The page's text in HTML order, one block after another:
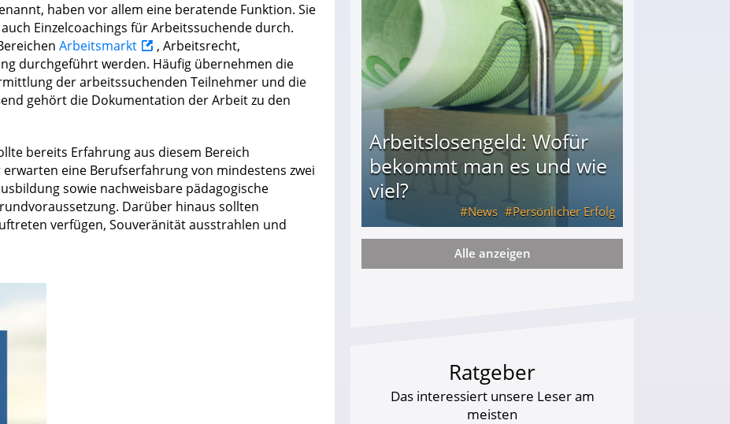
haben vor allem eine beratende Funktion. Sie
Einzelcoachings für Arbeitssuchende durch.
Arbeitsmarkt
, Arbeitsrecht,
durchgeführt werden. Häufig übernehmen die
der arbeitssuchenden Teilnehmer und die
gehört die Dokumentation der Arbeit zu den
bereits Erfahrung aus diesem Bereich
eine Berufserfahrung von mindestens zwei
sowie nachweisbare pädagogische
Darüber hinaus sollten
verfügen, Souveränität ausstrahlen und
Bezahlte Umfragen - Die besten Anbieter
Arbeitslosengeld: Wofür
bekommt man es und wie
viel?
News Persönlicher Erfolg
Arbeitslosengeld: Wofür bekommt man es und wie viel?
Alle anzeigen
Ratgeber
Das interessiert unsere Leser am
meisten